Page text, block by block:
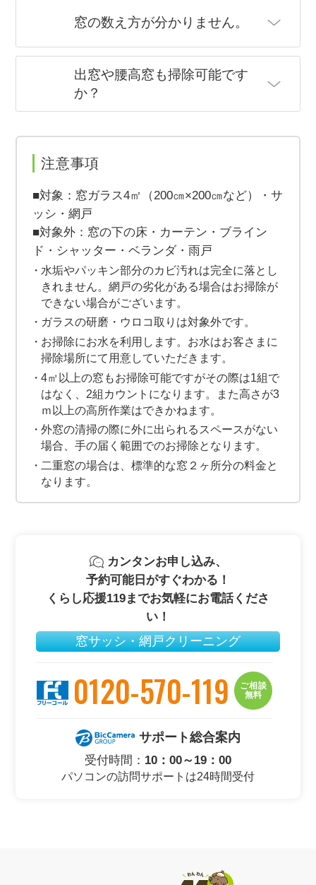
窓の数え方が分かりません。
出窓や腰高窓も掃除可能です
か？
注意事項
■対象：窓ガラス4㎡（200㎝×200㎝など）・サ
ッシ・網戸
■対象外：窓の下の床・カーテン・ブライン
ド・シャッター・ベランダ・雨戸
水垢やパッキン部分のカビ汚れは完全に落とし
きれません。網戸の劣化がある場合はお掃除が
できない場合がございます。
ガラスの研磨・ウロコ取りは対象外です。
お掃除にお水を利用します。お水はお客さまに
掃除場所にて用意していただきます。
4㎡以上の窓もお掃除可能ですがその際は1組で
はなく、2組カウントになります。また高さが3
ｍ以上の高所作業はできかねます。
外窓の清掃の際に外に出られるスペースがない
場合、手の届く範囲でのお掃除となります。
二重窓の場合は、標準的な窓２ヶ所分の料金と
なります。
カンタンお申し込み、
予約可能日がすぐわかる！
くらし応援119までお気軽にお電話くださ
い！
窓サッシ・網戸クリーニング
0120-570-119
ご相談
無料
サポート総合案内
受付時間： 10：00～19：00
パソコンの訪問サポートは24時間受付